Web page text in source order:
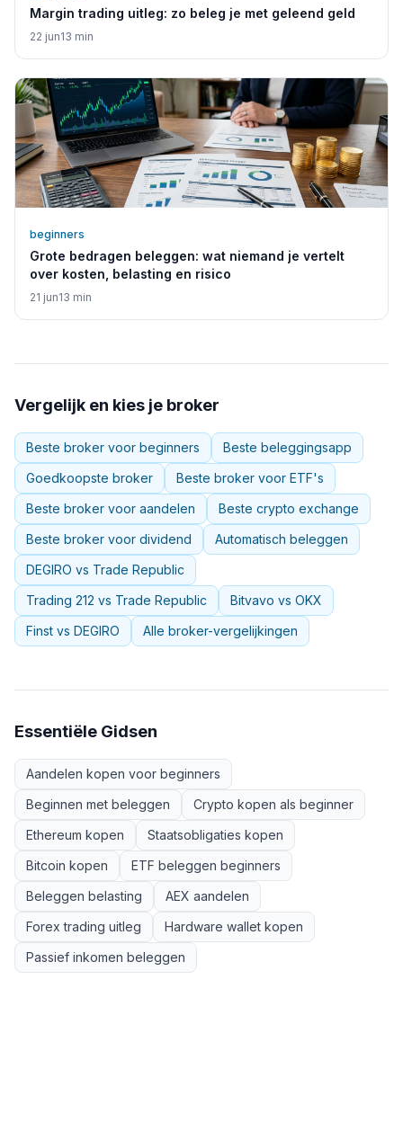
Margin trading uitleg: zo beleg je met geleend geld
22 jun13 min
beginners
Grote bedragen beleggen: wat niemand je vertelt
over kosten, belasting en risico
21 jun13 min
Vergelijk en kies je broker
Beste broker voor beginners
Beste beleggingsapp
Goedkoopste broker
Beste broker voor ETF's
Beste broker voor aandelen
Beste crypto exchange
Beste broker voor dividend
Automatisch beleggen
DEGIRO vs Trade Republic
Trading 212 vs Trade Republic
Bitvavo vs OKX
Finst vs DEGIRO
Alle broker-vergelijkingen
Essentiële Gidsen
Aandelen kopen voor beginners
Beginnen met beleggen
Crypto kopen als beginner
Ethereum kopen
Staatsobligaties kopen
Bitcoin kopen
ETF beleggen beginners
Beleggen belasting
AEX aandelen
Forex trading uitleg
Hardware wallet kopen
Passief inkomen beleggen